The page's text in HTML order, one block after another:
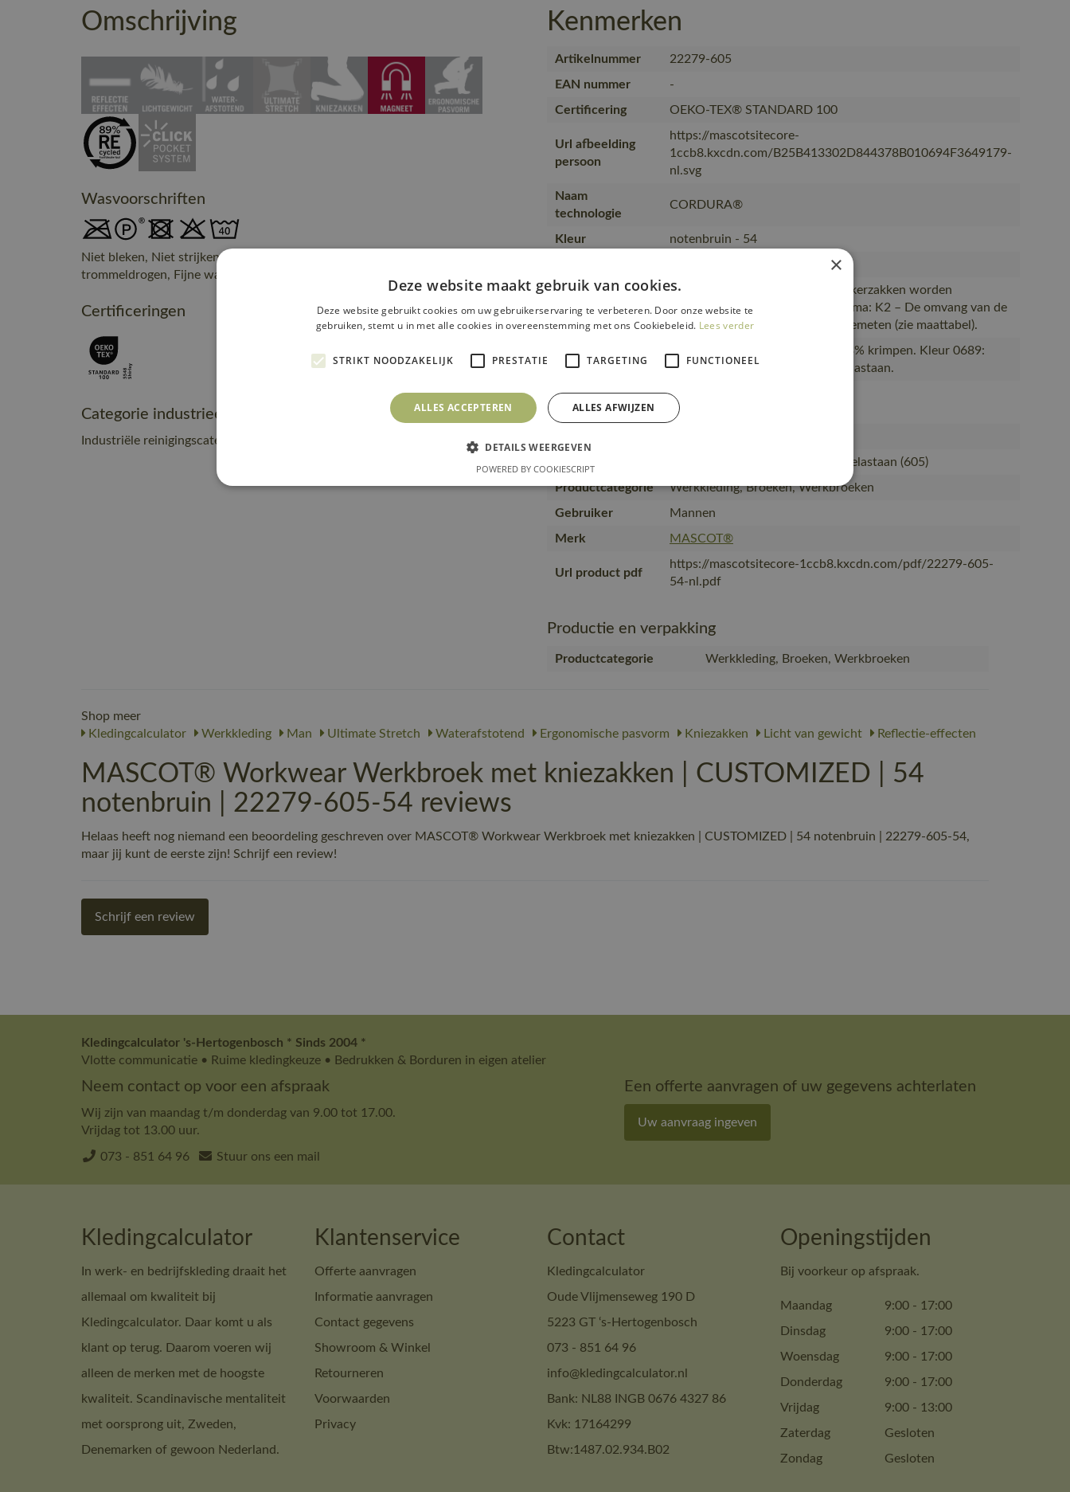
Omschrijving
Wasvoorschriften
Niet bleken, Niet strijken, Kan chemisch gereinigd worden, Niet
trommeldrogen, Fijne was, max. 40° C
Certificeringen
Categorie industrieel onderhoud
Industriële reinigingscategorie C2
Kenmerken
Artikelnummer
22279-605
EAN nummer
-
Certificering
OEKO-TEX® STANDARD 100
Url afbeelding
persoon
https://mascotsitecore-
1ccb8.kxcdn.com/B25B413302D844378B010694F3649179-
nl.svg
Naam
technologie
CORDURA®
Kleur
notenbruin - 54
Opmerkingen
De op het product getoonde spijkerzakken worden
afzonderlijk verkocht., Maatschema: K2 – De omvang van de
taille wordt net onder de navel gemeten (zie maattabel).
kw…
ULTIMATE STRETCH. Kan max. 3% krimpen. Kleur 0689:
83% gerecycled polyester/17% elastaan.
Artikel kwaliteit
kleur nummer
22279-605-54
89% gerecycled polyamide/11% elastaan (605)
Productcategorie
Werkkleding, Broeken, Werkbroeken
Gebruiker
Mannen
Merk
MASCOT®
Url product pdf
https://mascotsitecore-1ccb8.kxcdn.com/pdf/22279-605-
54-nl.pdf
Productie en verpakking
Productcategorie Werkkleding, Broeken, Werkbroeken
Shop meer
Kledingcalculator
Werkkleding Man Ultimate Stretch Waterafstotend Ergonomische pasvorm Kniezakken Licht van gewicht Reflectie-effecten
MASCOT® Workwear Werkbroek met kniezakken | CUSTOMIZED | 54
notenbruin | 22279-605-54 reviews
Helaas heeft nog niemand een beoordeling geschreven over MASCOT® Workwear Werkbroek met kniezakken | CUSTOMIZED | 54 notenbruin | 22279-605-54,
maar jij kunt de eerste zijn! Schrijf een review!
Schrijf een review
Kledingcalculator 's-Hertogenbosch * Sinds 2004 *
Vlotte communicatie • Ruime kledingkeuze • Bedrukken & Borduren in eigen atelier
Neem contact op voor een afspraak
Wij zijn van maandag t/m donderdag van 9.00 tot 17.00.
Vrijdag tot 13.00 uur.
073 - 851 64 96 Stuur ons een mail
Een offerte aanvragen of uw gegevens achterlaten
Uw aanvraag ingeven
Kledingcalculator
In werk- en bedrijfskleding draait het
allemaal om kwaliteit bij
Kledingcalculator. Daar komt u als
klant op terug. Daarom voeren wij
alleen de merken met de hoogste
kwaliteit. Scandinavische mentaliteit
met oorsprong uit, Zweden,
Denemarken of gewoon Nederland.
Klantenservice
Offerte aanvragen
Informatie aanvragen
Contact gegevens
Showroom & Winkel
Retourneren
Voorwaarden
Privacy
Contact
Kledingcalculator
Oude Vlijmenseweg 190 D
5223 GT ‘s-Hertogenbosch
073 - 851 64 96
info@kledingcalculator.nl
Bank: NL88 INGB 0676 4327 86
Kvk: 17164299
Btw:1487.02.934.B02
Openingstijden
Bij voorkeur op afspraak.
Maandag 9:00 - 17:00
Dinsdag
9:00 - 17:00
Woensdag
9:00 - 17:00
Donderdag
9:00 - 17:00
Vrijdag
9:00 - 13:00
Zaterdag
Gesloten
Zondag
Gesloten
×
Deze website maakt gebruik van cookies.
Deze website gebruikt cookies om uw gebruikerservaring te verbeteren. Door onze website te
gebruiken, stemt u in met alle cookies in overeenstemming met ons Cookiebeleid. Lees verder
STRIKT NOODZAKELIJK PRESTATIE TARGETING FUNCTIONEEL
ALLES ACCEPTEREN ALLES AFWIJZEN
DETAILS WEERGEVEN
POWERED BY COOKIESCRIPT